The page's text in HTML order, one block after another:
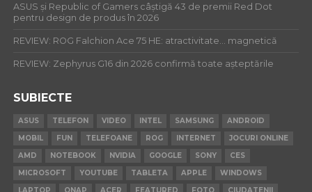
ASUS și Republic of Gamers câștigă 43 de premii Red Dot
pentru design de produs în 2026
REVIEW: ROG Falchion Ace 75 HE: atractivitate… magnetică
REVIEW: Zephyrus G16 din 2026 confirmă toate așteptările
SUBIECTE
ASUS TELEFON VIDEO INTEL SAMSUNG
ANDROID
MOBIL
FUN TELEFOANE ROG INTERNET
JOCURI ONLINE
AMD
NOTEBOOK NVIDIA GOOGLE SONY
CES
MICROSOFT
YOUTUBE TABLETA APPLE
WINDOWS
LAPTOP
QNAP ACER FEATURED FOTO CIUDATENII